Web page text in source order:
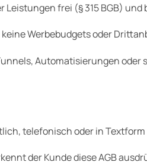
Leistungen frei (§ 315 BGB)
Werbebudgets oder
Automatisierungen
telefonisch oder in Textform
der Kunde diese AGB